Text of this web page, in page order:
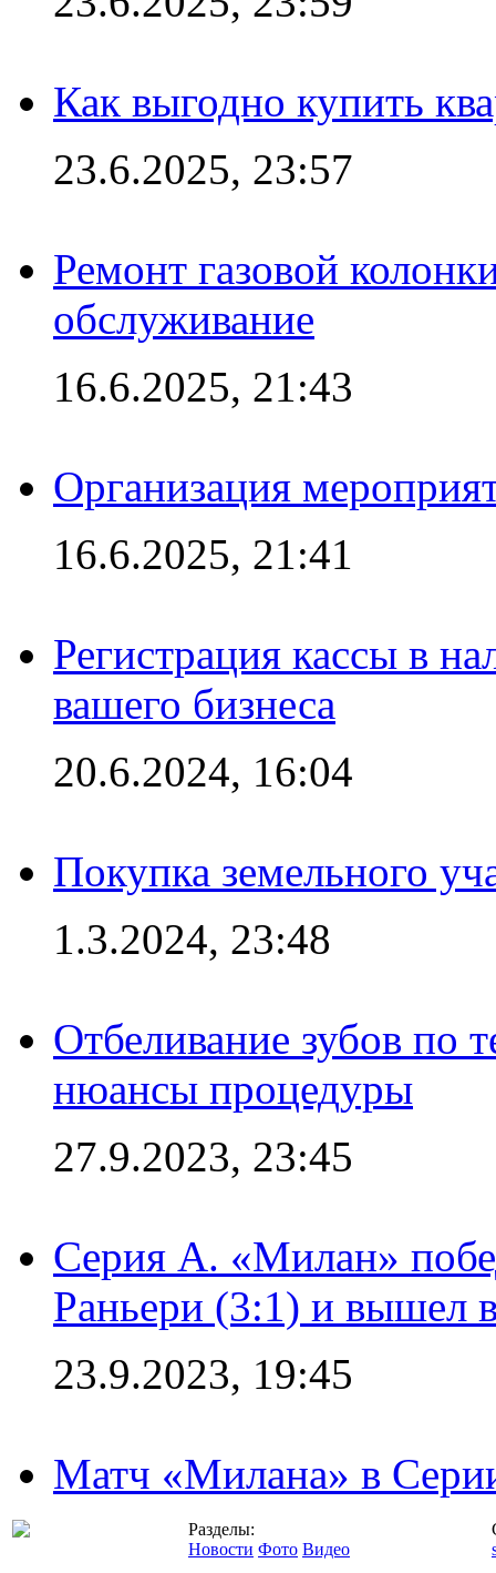
Как выгодно купить
23.6.2025, 23:57
Ремонт газовой
обслуживание
16.6.2025, 21:43
Организация
16.6.2025, 21:41
Регистрация кассы в
вашего бизнеса
20.6.2024, 16:04
Покупка земельного
1.3.2024, 23:48
Отбеливание зубов по
нюансы процедуры
27.9.2023, 23:45
Серия А. «Милан»
Раньери (3:1) и вышел
23.9.2023, 19:45
Матч «Милана» в
Разделы:
Новости Фото Видео